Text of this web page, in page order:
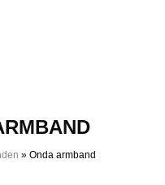
»Onda armband